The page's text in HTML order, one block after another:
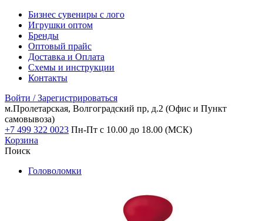
Бизнес сувениры с лого
Игрушки оптом
Бренды
Оптовый прайс
Доставка и Оплата
Схемы и инструкции
Контакты
Войти / Зарегистрироваться
м.Пролетарская, Волгоградский пр, д.2 (Офис и Пункт
самовывоза)
+7 499 322 0023 Пн-Пт с 10.00 до 18.00 (МСК)
Корзина
Поиск
Головоломки